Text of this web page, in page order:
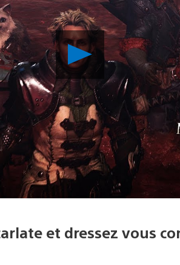
Lancer
la
vidéo
et dressez vous